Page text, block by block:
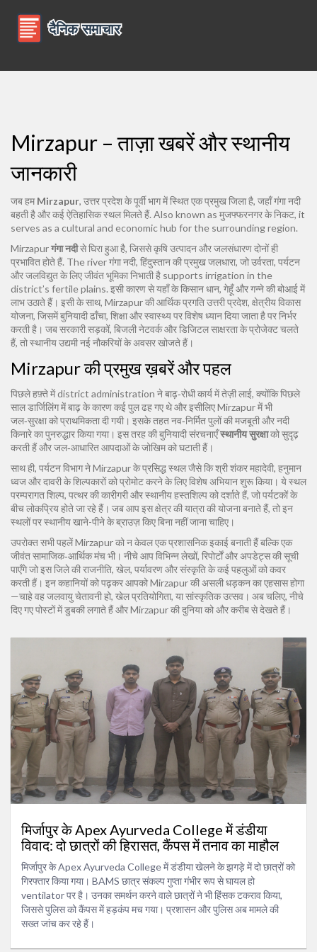
Mirzapur – ताज़ा खबरें और स्थानीय
जानकारी
जब हमMirzapur, उत्तर प्रदेश के पूर्वी भाग में स्थित एक प्रमुख जिला है, जहाँ गंगा नदी
बहती है और कई ऐतिहासिक स्थल मिलते हैं. Also known as मुजफ्फरनगर के निकट, it
serves as a cultural and economic hub for the surrounding region.
Mirzapurगंगा नदीसे घिरा हुआ है, जिससे कृषि उत्पादन और जलसंधारण दोनों ही
प्रभावित होते हैं. The riverगंगा नदी, हिंदुस्तान की प्रमुख जलधारा, जो उर्वरता, पर्यटन
और जलविद्युत के लिए जीवंत भूमिका निभाती है supports irrigation in the
district’s fertile plains. इसी कारण से यहाँ के किसान धान, गेहूँ और गन्ने की बोआई में
लाभ उठाते हैं। इसी के साथ, Mirzapur की आर्थिक प्रगतिउत्तरी प्रदेश, क्षेत्रीय विकास
योजना, जिसमें बुनियादी ढाँचा, शिक्षा और स्वास्थ्य पर विशेष ध्यान दिया जाता हैपर निर्भर
करती है। जब सरकारी सड़कों, बिजली नेटवर्क और डिजिटल साक्षरता के प्रोजेक्ट चलते
हैं, तो स्थानीय उद्यमी नई नौकरियों के अवसर खोजते हैं।
Mirzapur की प्रमुख ख़बरें और पहल
पिछले हफ़्ते में district administration ने बाढ़‑रोधी कार्य में तेज़ी लाई, क्योंकि पिछले
साल डार्जिलिंग में बाढ़ के कारण कई पुल ढह गए थे और इसीलिए Mirzapur में भी
जल‑सुरक्षा को प्राथमिकता दी गयी। इसके तहत नव‑निर्मित पुलों की मजबूती और नदी
किनारे का पुनरुद्धार किया गया। इस तरह की बुनियादी संरचनाएँस्थानीय सुरक्षाको सुदृढ़
करती हैं और जल‑आधारित आपदाओं के जोखिम को घटाती हैं।
साथ ही, पर्यटन विभाग ने Mirzapur के प्रसिद्ध स्थल जैसे कि श्री शंकर महादेवी, हनुमान
ध्वज और दावरी के शिल्पकारों को प्रोमोट करने के लिए विशेष अभियान शुरू किया। ये स्थल
परम्परागत शिल्प, पत्थर की कारीगरी और स्थानीय हस्तशिल्प को दर्शाते हैं, जो पर्यटकों के
बीच लोकप्रिय होते जा रहे हैं। जब आप इस क्षेत्र की यात्रा की योजना बनाते हैं, तो इन
स्थलों पर स्थानीय खाने-पीने के ब्राउज़ किए बिना नहीं जाना चाहिए।
उपरोक्त सभी पहलें Mirzapur को न केवल एक प्रशासनिक इकाई बनाती हैं बल्कि एक
जीवंत सामाजिक‑आर्थिक मंच भी। नीचे आप विभिन्न लेखों, रिपोर्टों और अपडेट्स की सूची
पाएँगे जो इस जिले की राजनीति, खेल, पर्यावरण और संस्कृति के कई पहलुओं को कवर
करती हैं। इन कहानियों को पढ़कर आपको Mirzapur की असली धड़कन का एहसास होगा
—चाहे वह जलवायु चेतावनी हो, खेल प्रतियोगिता, या सांस्कृतिक उत्सव। अब चलिए, नीचे
दिए गए पोस्टों में डुबकी लगाते हैं और Mirzapur की दुनिया को और करीब से देखते हैं।
मिर्जापुर के Apex Ayurveda College में डंडीया
विवाद: दो छात्रों की हिरासत, कैंपस में तनाव का माहौल
मिर्जापुर के Apex Ayurveda College में डंडीया खेलने के झगड़े में दो छात्रों को
गिरफ्तार किया गया। BAMS छात्र संकल्प गुप्ता गंभीर रूप से घायल हो
ventilator पर है। उनका समर्थन करने वाले छात्रों ने भी हिंसक टकराव किया,
जिससे पुलिस को कैंपस में हड़कंप मच गया। प्रशासन और पुलिस अब मामले की
सख्त जांच कर रहे हैं।